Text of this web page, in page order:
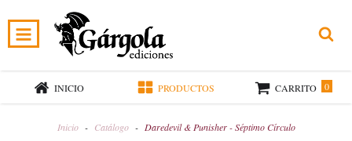
INICIO PRODUCTOS CARRITO 0
Inicio - Catálogo - Daredevil & Punisher - Séptimo Círculo